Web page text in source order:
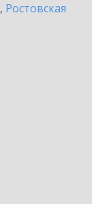
, Ростовская